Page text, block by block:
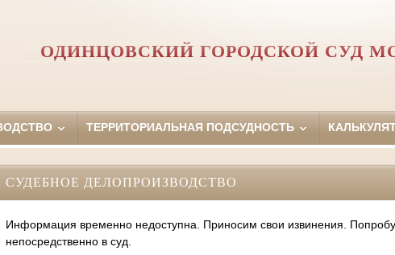
ОДИНЦОВСКИЙ ГОРОДСКОЙ СУД
ТЕРРИТОРИАЛЬНАЯ ПОДСУДНОСТЬ
СУДЕБНОЕ ДЕЛОПРОИЗВОДСТВО
Информация временно недоступна. Приносим свои извинения.
непосредственно в суд.